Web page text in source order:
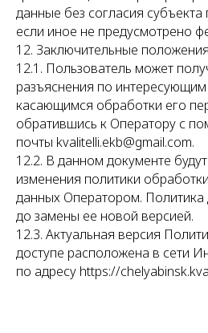
данные без согласия
если иное не предусмотрено
12. Заключительные положения
12.1. Пользователь может
разъяснения по
касающимся обработки его
обратившись к Оператору с
почты kvalitelli.ekb@gmail.com.
12.2. В данном документе
изменения политики
данных Оператором. Политика
до замены ее новой версией.
12.3. Актуальная версия
доступе расположена в сети
по адресу https://